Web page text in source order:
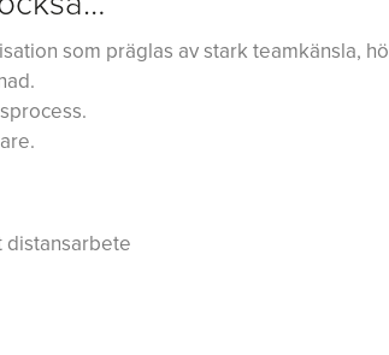
som präglas av stark teamkänsla,
distansarbete